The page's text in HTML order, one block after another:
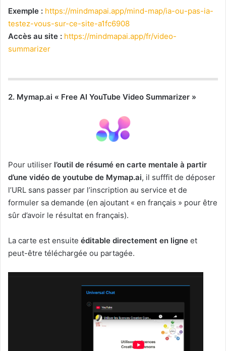
Exemple : https://mindmapai.app/mind-map/ia-ou-pas-ia-
testez-vous-sur-ce-site-a1fc6908
Accès au site : https://mindmapai.app/fr/video-
summarizer
2. Mymap.ai « Free AI YouTube Video Summarizer »
Pour utiliser l’outil de résumé en carte mentale à partir
d’une vidéo de youtube de Mymap.ai, il sufffit de déposer
l’URL sans passer par l’inscription au service et de
formuler sa demande (en ajoutant « en français » pour être
sûr d’avoir le résultat en français).
La carte est ensuite éditable directement en ligne et
peut-être téléchargée ou partagée.